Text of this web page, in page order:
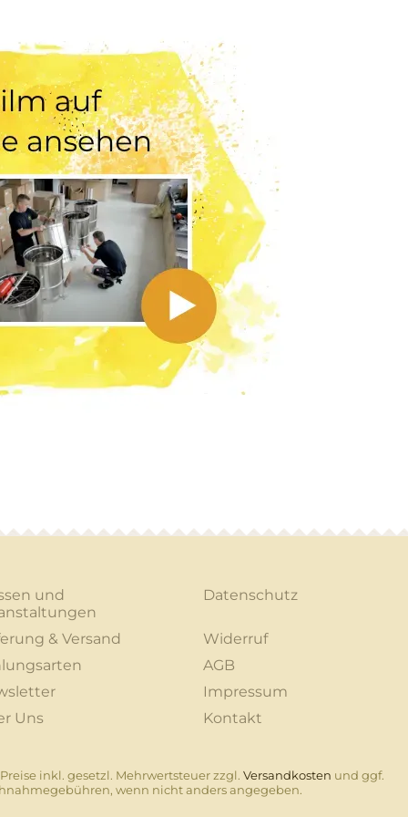
und
Datenschutz
& Versand
Widerruf
AGB
Impressum
Uns
Kontakt
inkl. gesetzl. Mehrwertsteuer zzgl. Versandkosten und ggf.
wenn nicht anders angegeben.